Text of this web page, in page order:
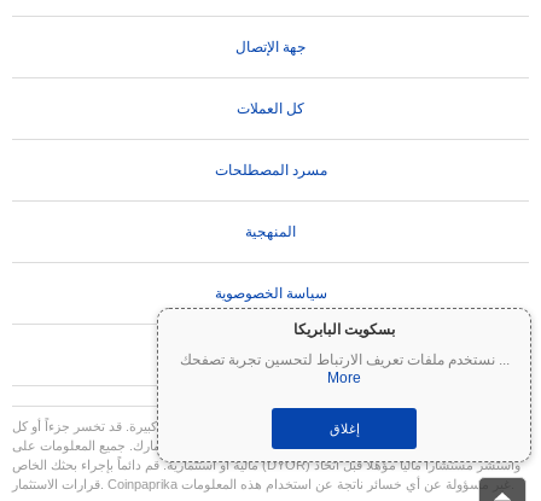
بسكويت البابريكا
نستخدم ملفات تعريف الارتباط لتحسين تجربة تصفحك ...
More
إغلاق
جهة الإتصال
كل العملات
مسرد المصطلحات
المنهجية
سياسة الخصوصوية
تعليمات الاستخدام
العملات المشفرة شديدة التقلب وتنطوي على مخاطر كبيرة. قد تخسر جزءاً أو كل
استثمارك. جميع المعلومات على Coinpaprika مقدمة لأغراض إعلامية فقط ولا تشكل نصيحة
مالية أو استثمارية. قم دائماً بإجراء بحثك الخاص (DYOR) واستشر مستشاراً مالياً مؤهلاً قبل اتخاذ